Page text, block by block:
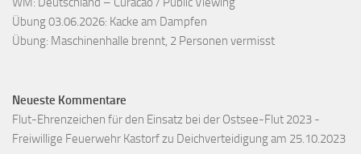
Übung 03.06.2026: Kacke am Dampfen
Übung: Maschinenhalle brennt, 2 Personen vermisst
Neueste Kommentare
Flut-Ehrenzeichen für den Einsatz bei der Ostsee-Flut 2023 -
Freiwillige Feuerwehr Kastorfzu Deichverteidigung am 25.10.2023